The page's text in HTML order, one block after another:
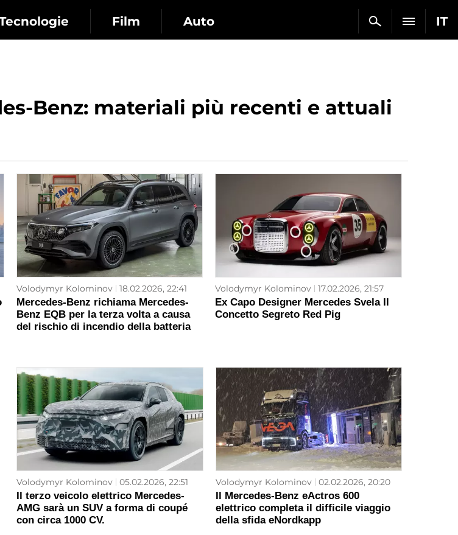
IT
Film Auto
Benz: materiali più recenti e attuali
Volodymyr Kolominov 18.02.2026, 22:41
Mercedes-Benz richiama Mercedes-
Benz EQB per la terza volta a causa
del rischio di incendio della batteria
Volodymyr Kolominov 17.02.2026, 21:57
Ex Capo Designer Mercedes Svela Il
Concetto Segreto Red Pig
Volodymyr Kolominov 05.02.2026, 22:51
Il terzo veicolo elettrico Mercedes-
AMG sarà un SUV a forma di coupé
con circa 1000 CV.
Volodymyr Kolominov 02.02.2026, 20:20
Il Mercedes-Benz eActros 600
elettrico completa il difficile viaggio
della sfida eNordkapp